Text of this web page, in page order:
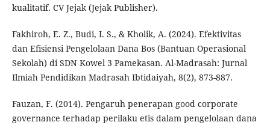
kualitatif. CV Jejak (Jejak Publisher).
Fakhiroh, E. Z., Budi, I. S., & Kholik, A. (2024). Efektivitas
dan Efisiensi Pengelolaan Dana Bos (Bantuan Operasional
Sekolah) di SDN Kowel 3 Pamekasan. Al-Madrasah: Jurnal
Ilmiah Pendidikan Madrasah Ibtidaiyah, 8(2), 873-887.
Fauzan, F. (2014). Pengaruh penerapan good corporate
governance terhadap perilaku etis dalam pengelolaan dana